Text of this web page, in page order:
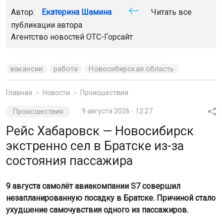
незапланированную посадку в Братске. Причиной стало
ухудшение самочувствия одного из пассажиров.
посадке после того, как у пассажира начались
проблемы со здоровьем. Самолёт приземлился в 10:20,
сообщили в пресс-службе аэропорта Братска.